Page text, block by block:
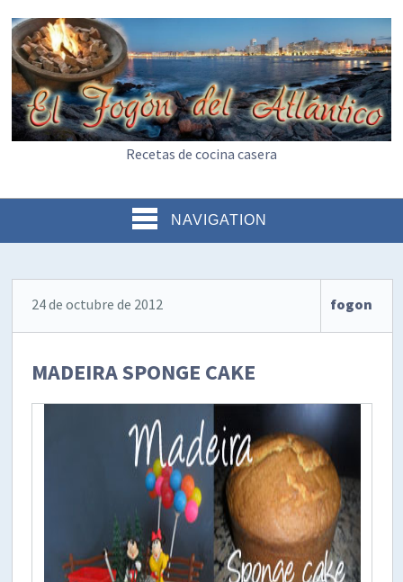
Recetas de cocina casera
NAVIGATION
24 de octubre de 2012 fogon
MADEIRA SPONGE CAKE